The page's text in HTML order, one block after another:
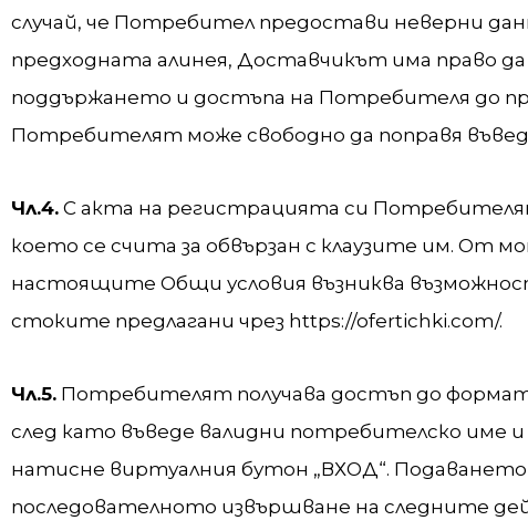
случай, че Потребител предостави неверни
предходната алинея, Доставчикът има право
поддържането и достъпа на Потребителя до
Потребителят може свободно да поправя
Чл.4. С акта на регистрацията си
което се счита за обвързан с клаузите им. От
настоящите Общи условия възниква
стоките предлагани чрез https://ofertichki.com/.
Чл.5. Потребителят получава достъп до
след като въведе валидни потребителско
натисне виртуалния бутон „ВХОД“.
последователното извършване на следните